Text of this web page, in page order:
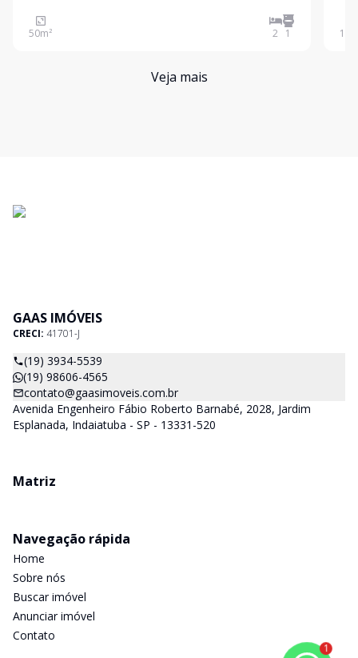
50m² 2 1 150
Veja mais
GAAS IMÓVEIS
CRECI: 41701-J
(19) 3934-5539
(19) 98606-4565
contato@gaasimoveis.com.br
Avenida Engenheiro Fábio Roberto Barnabé, 2028, Jardim
Esplanada, Indaiatuba - SP - 13331-520
Matriz
Navegação rápida
Home
Sobre nós
Buscar imóvel
Anunciar imóvel
Contato
1